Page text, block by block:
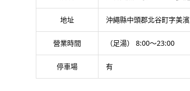
地址 沖繩縣中頭郡北谷町字美
營業時間 （足湯） 8:00～23:00
停車場 有